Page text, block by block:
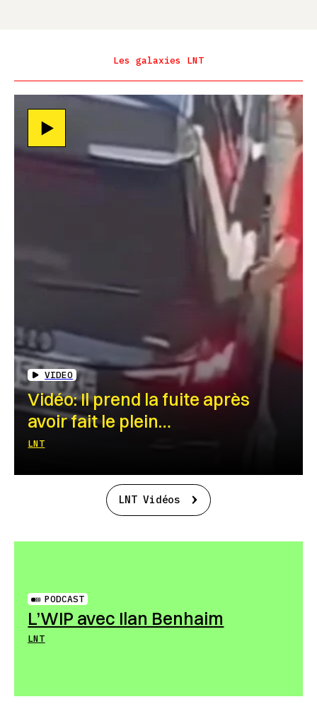
Les galaxies LNT
VIDEO
Vidéo: Il prend la fuite après
avoir fait le plein…
LNT
LNT Vidéos
PODCAST
L’WIP avec Ilan Benhaim
LNT